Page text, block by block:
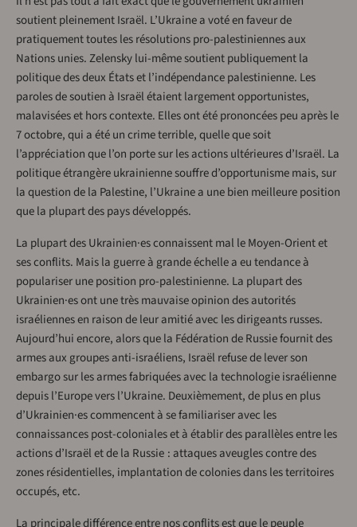
soutient pleinement Israël. L’Ukraine a voté en faveur de
pratiquement toutes les résolutions pro-palestiniennes aux
Nations unies. Zelensky lui-même soutient publiquement la
politique des deux États et l’indépendance palestinienne. Les
paroles de soutien à Israël étaient largement opportunistes,
malavisées et hors contexte. Elles ont été prononcées peu après le
7 octobre, qui a été un crime terrible, quelle que soit
l’appréciation que l’on porte sur les actions ultérieures d’Israël. La
politique étrangère ukrainienne souffre d’opportunisme mais, sur
la question de la Palestine, l’Ukraine a une bien meilleure position
que la plupart des pays développés.
La plupart des Ukrainien·es connaissent mal le Moyen-Orient et
ses conflits. Mais la guerre à grande échelle a eu tendance à
populariser une position pro-palestinienne. La plupart des
Ukrainien·es ont une très mauvaise opinion des autorités
israéliennes en raison de leur amitié avec les dirigeants russes.
Aujourd’hui encore, alors que la Fédération de Russie fournit des
armes aux groupes anti-israéliens, Israël refuse de lever son
embargo sur les armes fabriquées avec la technologie israélienne
depuis l’Europe vers l’Ukraine. Deuxièmement, de plus en plus
d’Ukrainien·es commencent à se familiariser avec les
connaissances post-coloniales et à établir des parallèles entre les
actions d’Israël et de la Russie : attaques aveugles contre des
zones résidentielles, implantation de colonies dans les territoires
occupés, etc.